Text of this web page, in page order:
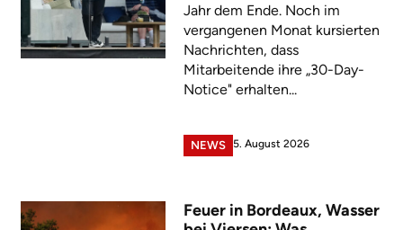
Jahr dem Ende. Noch im
vergangenen Monat kursierten
Nachrichten, dass
Mitarbeitende ihre „30-Day-
Notice" erhalten...
NEWS 5. August 2026
Feuer in Bordeaux, Wasser